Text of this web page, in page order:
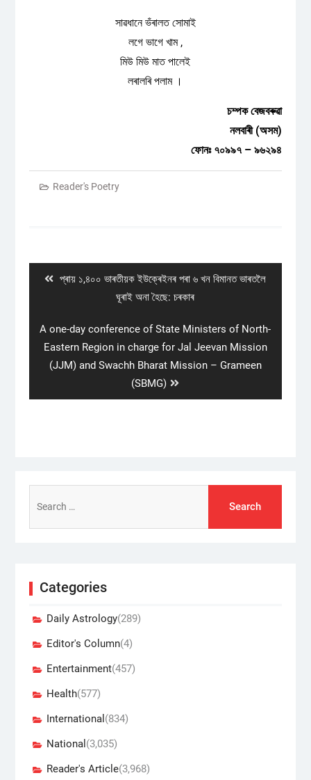
সাৱধানে ভঁৰালত সোমাই
লগে ভাগে খাম ,
মিউ মিউ মাত পালেই
লৰালৰি পলাম ।
চম্পক বেজবৰুৱা
নলবাৰী (অসম)
ফোনঃ ৭০৯৯৭ – ৯৬২৯৪
Reader's Poetry
Previous
প্ৰায় ১,৪০০ ভাৰতীয়ক ইউক্ৰেইনৰ পৰা ৬ খন বিমানত ভাৰতলৈ
ঘূৰাই অনা হৈছে: চৰকাৰ
Next
post:
A one-day conference of State Ministers of North-
Eastern Region in charge for Jal Jeevan Mission
(JJM) and Swachh Bharat Mission – Grameen
(SBMG)
for:
Categories
Daily Astrology(289)
Editor's Column(4)
Entertainment(457)
Health(577)
International (834)
National (3,035)
Reader's Article(3,968)